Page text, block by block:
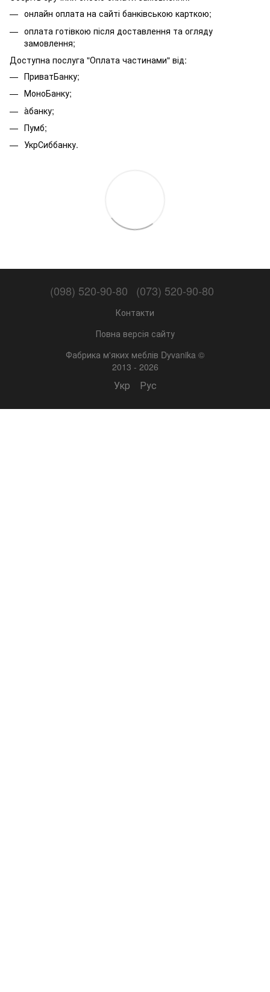
онлайн оплата на сайті банківською карткою;
оплата готівкою після доставлення та огляду
замовлення;
Доступна послуга "Оплата частинами" від:
ПриватБанку;
МоноБанку;
àбанку;
Пумб;
УкрСиббанку.
(098) 520-90-80 (073) 520-90-80
Контакти
Повна версія сайту
Фабрика м'яких меблів Dyvanika ©
2013 - 2026
Укр Рус